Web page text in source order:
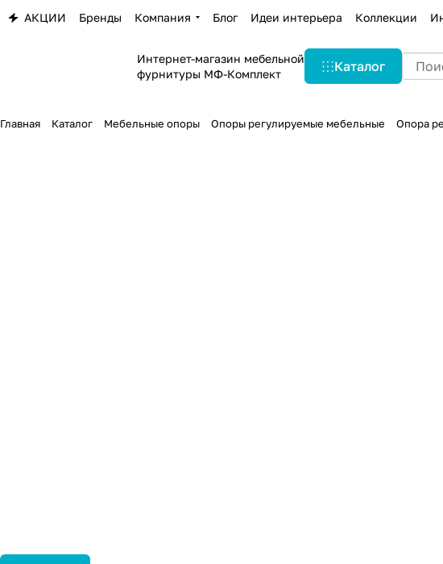
АКЦИИ Бренды Компания Блог Идеи интерьера Коллекции
Интернет-магазин мебельной
фурнитуры МФ-Комплект
Каталог
Главная Каталог Мебельные опоры Опоры регулируемые мебельные Опора